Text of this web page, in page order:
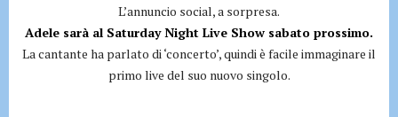
L’annuncio social, a sorpresa.
Adele sarà al Saturday Night Live Show sabato prossimo.
La cantante ha parlato di ‘concerto’, quindi è facile immaginare il
primo live del suo nuovo singolo.